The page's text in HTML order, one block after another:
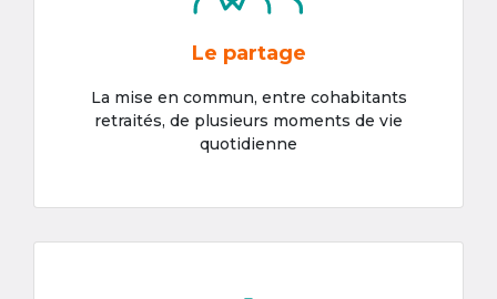
Le partage
La mise en commun, entre cohabitants
retraités, de plusieurs moments de vie
quotidienne